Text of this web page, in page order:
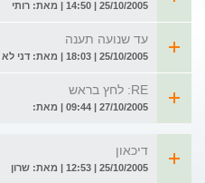
25/10/2005 | 14:50 | מאת: רותי
עד שנועה תענה
25/10/2005 | 18:03 | מאת: דני לא רופא ולא מטפל
RE: לחץ בראש
27/10/2005 | 09:44 | מאת:
דיכאון
25/10/2005 | 12:53 | מאת: שרון